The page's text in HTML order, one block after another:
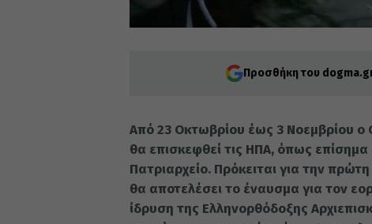
Προσθήκη του
Από 23 Οκτωβρίου έως 3 Νοεμβρίου ο
θα επισκεφθεί τις ΗΠΑ, όπως
Πατριαρχείο. Πρόκειται για την
θα αποτελέσει το έναυσμα για τον
ίδρυση της Ελληνορθόδοξης